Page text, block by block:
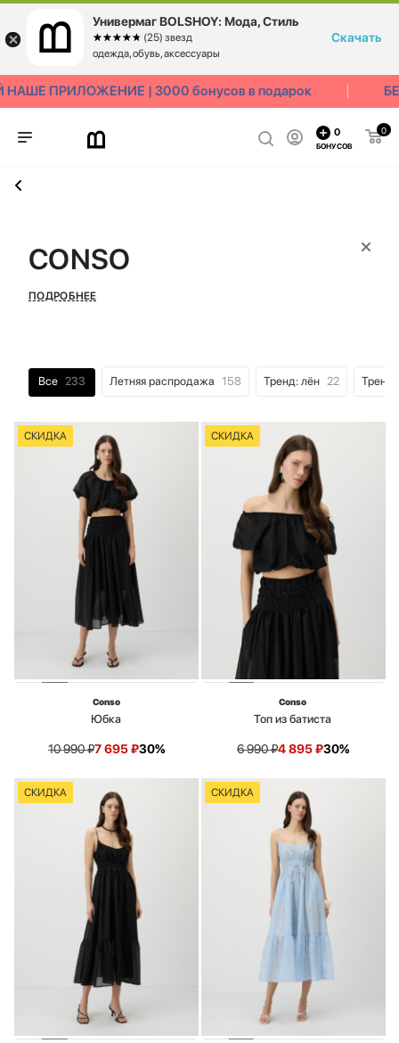
ПРИЛОЖЕНИЕ | 3000 бонусов в подарок
0
0
БОНУСОВ
CONSO
ПОДРОБНЕЕ
Все 233 Летняя распродажа 158 Тренд: лён 22 Тренд:
СКИДКА
Conso
Юбка
10 990₽7 695₽30%
СКИДКА
Conso
Топ из батиста
6 990₽4 895₽30%
СКИДКА СКИДКА
Универмаг BOLSHOY: Мода, Стиль
☆☆☆☆☆
★★★★★ (25) звезд
одежда, обувь, аксессуары
Скачать